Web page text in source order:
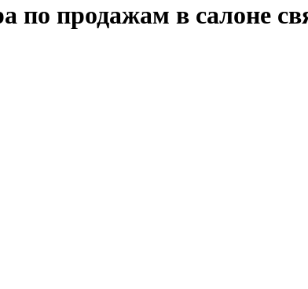
по продажам в салоне